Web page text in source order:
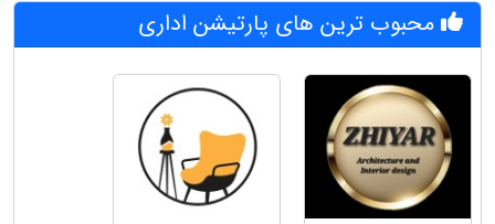
محبوب ترین های پارتیشن اداری